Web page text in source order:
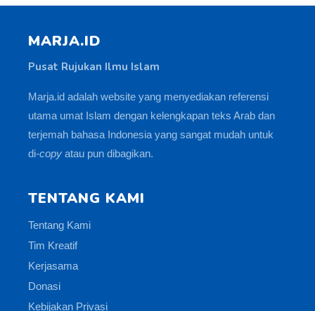
MARJA.ID
Pusat Rujukan Ilmu Islam
Marja.id adalah website yang menyediakan referensi
utama umat Islam dengan kelengkapan teks Arab dan
terjemah bahasa Indonesia yang sangat mudah untuk
di-copy atau pun dibagikan.
TENTANG KAMI
Tentang Kami
Tim Kreatif
Kerjasama
Donasi
Kebijakan Privasi